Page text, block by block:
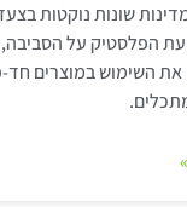
שונות נוקטות
הפלסטיק על הסביבה,
השימוש במוצרים חד-